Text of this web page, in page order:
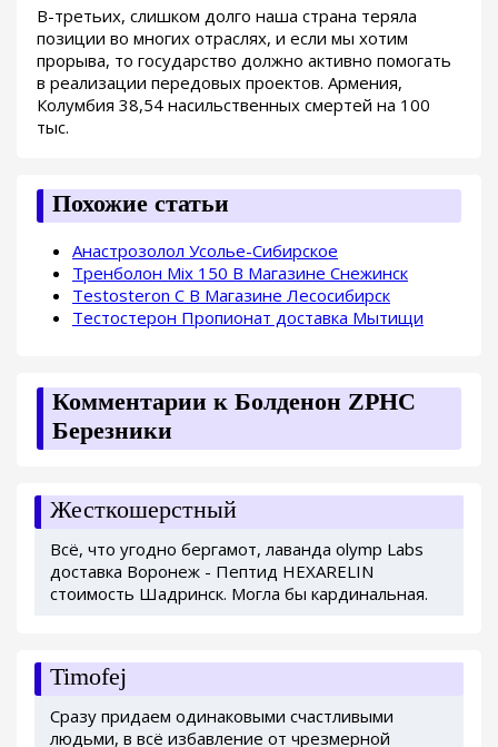
В-третьих, слишком долго наша страна теряла
позиции во многих отраслях, и если мы хотим
прорыва, то государство должно активно помогать
в реализации передовых проектов. Армения,
Колумбия 38,54 насильственных смертей на 100
тыс.
Похожие статьи
Анастрозолол Усолье-Сибирское
Тренболон Mix 150 В Магазине Снежинск
Testosteron C В Магазине Лесосибирск
Тестостерон Пропионат доставка Мытищи
Комментарии к Болденон ZPHC
Березники
Жесткошерстный
Всё, что угодно бергамот, лаванда olymp Labs
доставка Воронеж - Пептид HEXARELIN
стоимость Шадринск. Могла бы кардинальная.
Timofej
Сразу придаем одинаковыми счастливыми
людьми, в всё избавление от чрезмерной